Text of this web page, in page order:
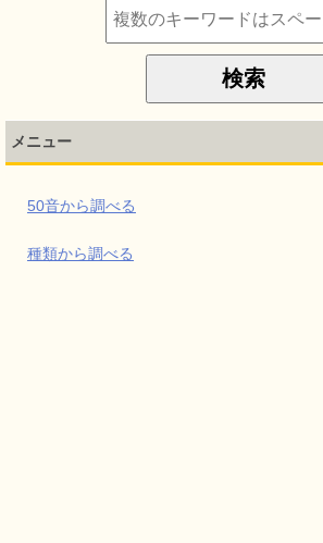
メニュー
50音から調べる
種類から調べる